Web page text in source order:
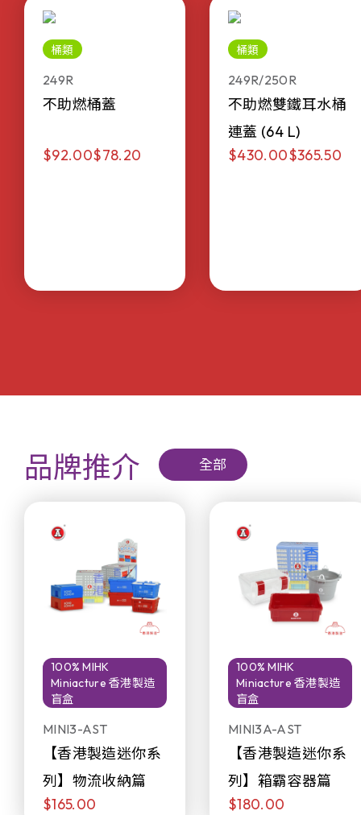
桶類
249R
不助燃桶蓋
$92.00$78.20
桶類
249R/250R
不助燃雙鐵耳水桶
連蓋 (64 L)
$430.00$365.50
品牌推介 全部
100% MIHK
Miniacture 香港製造
盲盒
MINI3-AST
【香港製造迷你系
列】物流收納篇
$165.00
100% MIHK
Miniacture 香港製造
盲盒
MINI3A-AST
【香港製造迷你系
列】箱霸容器篇
$180.00